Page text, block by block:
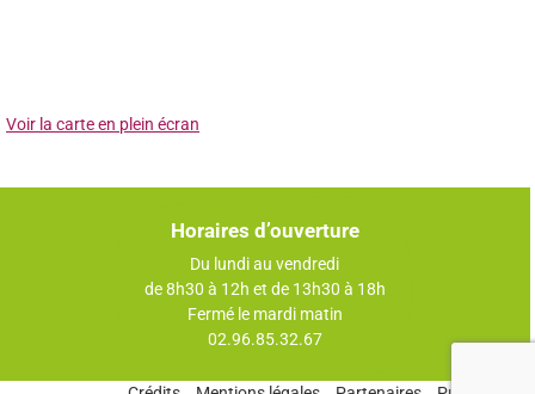
Voir la carte en plein écran
Horaires d’ouverture
Du lundi au vendredi
de 8h30 à 12h et de 13h30 à 18h
Fermé le mardi matin
02.96.85.32.67